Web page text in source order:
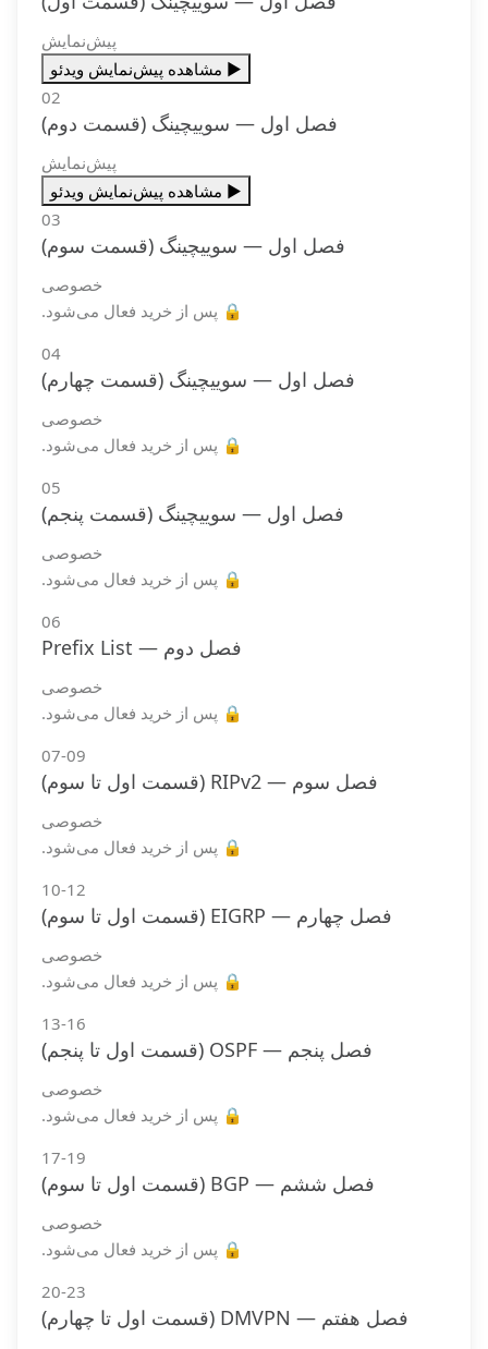
پیش‌نمایش
▶️ مشاهده پیش‌نمایش ویدئو
02
فصل اول — سوییچینگ (قسمت دوم)
پیش‌نمایش
▶️ مشاهده پیش‌نمایش ویدئو
03
فصل اول — سوییچینگ (قسمت سوم)
خصوصی
🔒 پس از خرید فعال می‌شود.
04
فصل اول — سوییچینگ (قسمت چهارم)
خصوصی
🔒 پس از خرید فعال می‌شود.
05
فصل اول — سوییچینگ (قسمت پنجم)
خصوصی
🔒 پس از خرید فعال می‌شود.
06
فصل دوم — Prefix List
خصوصی
🔒 پس از خرید فعال می‌شود.
07-09
فصل سوم — RIPv2 (قسمت اول تا سوم)
خصوصی
🔒 پس از خرید فعال می‌شود.
10-12
فصل چهارم — EIGRP (قسمت اول تا سوم)
خصوصی
🔒 پس از خرید فعال می‌شود.
13-16
فصل پنجم — OSPF (قسمت اول تا پنجم)
خصوصی
🔒 پس از خرید فعال می‌شود.
17-19
فصل ششم — BGP (قسمت اول تا سوم)
خصوصی
🔒 پس از خرید فعال می‌شود.
20-23
فصل هفتم — DMVPN (قسمت اول تا چهارم)